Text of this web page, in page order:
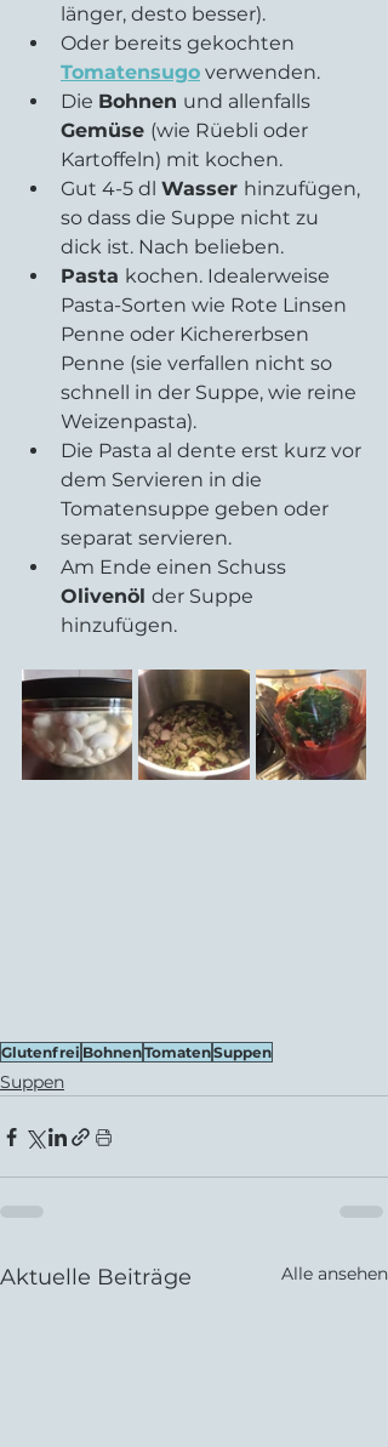
länger, desto besser).
Oder bereits gekochten
Tomatensugo verwenden.
Die Bohnen und allenfalls
Gemüse (wie Rüebli oder
Kartoffeln) mit kochen.
Gut 4-5 dl Wasser hinzufügen,
so dass die Suppe nicht zu
dick ist. Nach belieben.
Pasta kochen. Idealerweise
Pasta-Sorten wie Rote Linsen
Penne oder Kichererbsen
Penne (sie verfallen nicht so
schnell in der Suppe, wie reine
Weizenpasta).
Die Pasta al dente erst kurz vor
dem Servieren in die
Tomatensuppe geben oder
separat servieren.
Am Ende einen Schuss
Olivenöl der Suppe
hinzufügen.
Glutenfrei BohnenTomatenSuppen
Suppen
Aktuelle Beiträge Alle ansehen